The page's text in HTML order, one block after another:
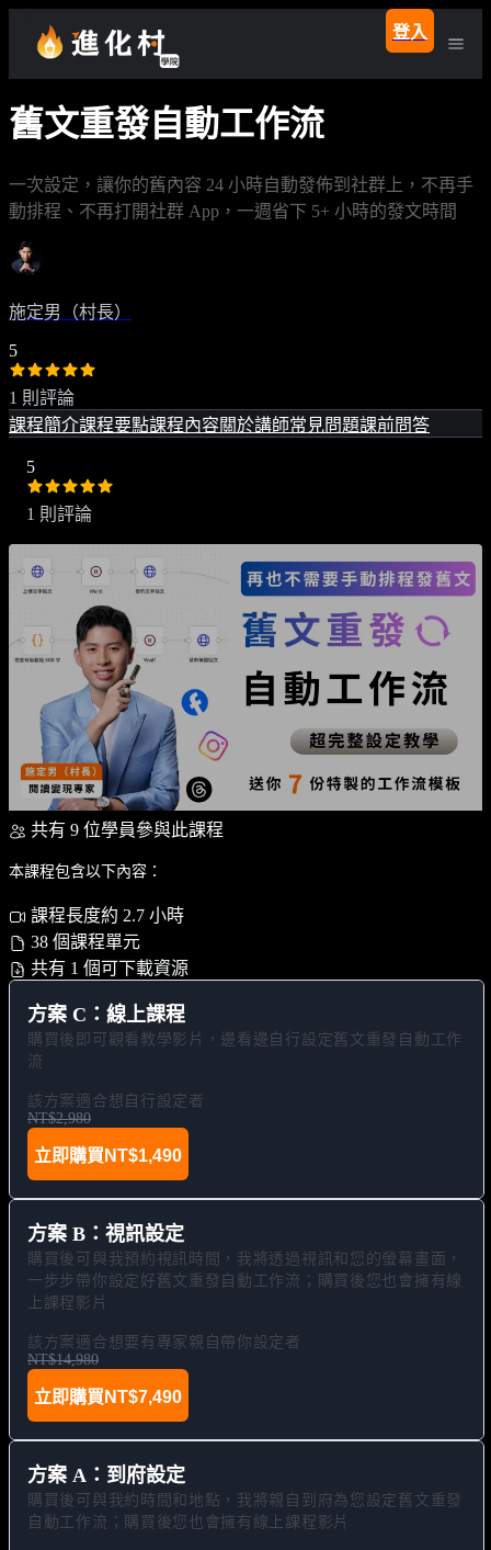
登入
舊文重發自動工作流
一次設定，讓你的舊內容 24 小時自動發佈到社群上，不再手
動排程、不再打開社群 App，一週省下 5+ 小時的發文時間
施定男（村長）
5
1 則評論
課程簡介課程要點課程內容關於講師常見問題課前問答
5
1 則評論
共有 9 位學員參與此課程
本課程包含以下內容：
課程長度約 2.7 小時
38 個課程單元
共有 1 個可下載資源
方案 C：線上課程
購買後即可觀看教學影片，邊看邊自行設定舊文重發自動工作
流
該方案適合想自行設定者
NT$2,980
立即購買 NT$1,490
方案 B：視訊設定
購買後可與我預約視訊時間，我將透過視訊和您的螢幕畫面，
一步步帶你設定好舊文重發自動工作流；購買後您也會擁有線
上課程影片
該方案適合想要有專家親自帶你設定者
NT$14,980
立即購買 NT$7,490
方案 A：到府設定
購買後可與我約時間和地點，我將親自到府為您設定舊文重發
自動工作流；購買後您也會擁有線上課程影片